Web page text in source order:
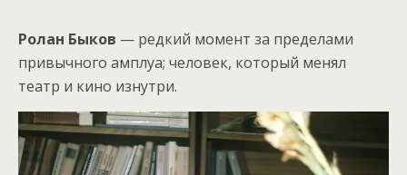
Ролан Быков — редкий момент за пределами
привычного амплуа; человек, который менял
театр и кино изнутри.